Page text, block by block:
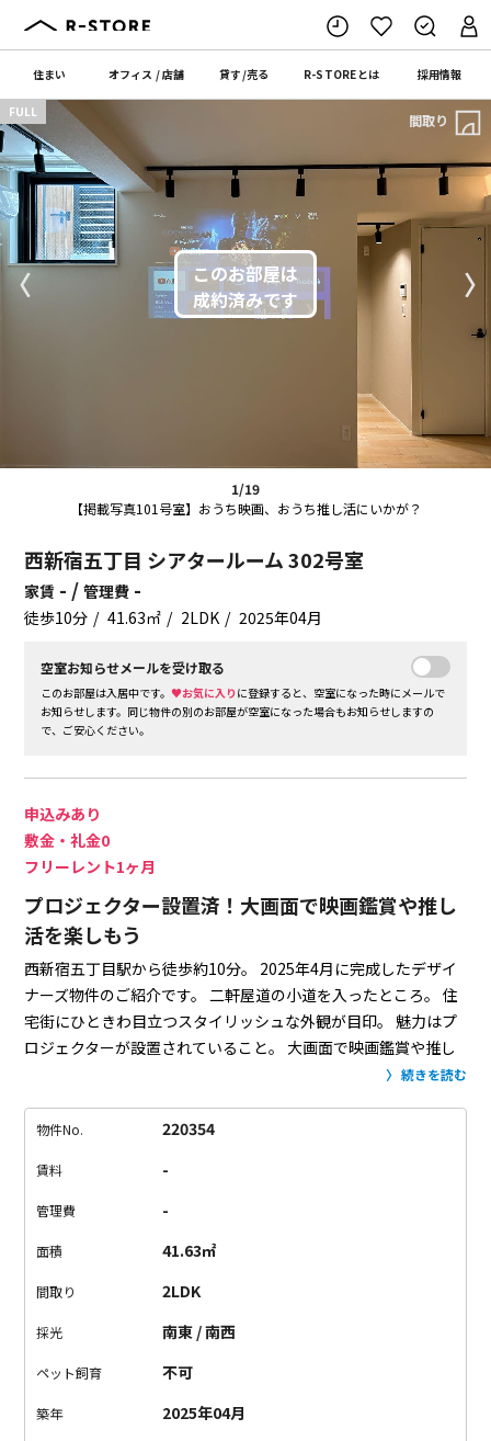
住まい オフィス /店舗 貸す/売る R-STOREとは 採用情報
1/19
【掲載写真101号室】おうち映画、おうち推し活にいかが？
〈 〉
FULL 間取り
西新宿五丁目 シアタールーム 302号室
家賃 - /管理費 -
徒歩10分 41.63㎡ 2LDK 2025年04月
空室お知らせメールを受け取る
このお部屋は入居中です。♥お気に入り に登録すると、空室になった時にメールで
お知らせします。同じ物件の別のお部屋が空室になった場合もお知らせしますの
で、ご安心ください。
申込みあり
敷金・礼金0
フリーレント1ヶ月
プロジェクター設置済！大画面で映画鑑賞や推し
活を楽しもう
西新宿五丁目駅から徒歩約10分。
2025年4月に完成したデザイ
ナーズ物件のご紹介です。
二軒屋道の小道を入ったところ。 住
宅街にひときわ目立つスタイリッシュな外観が目印。
魅力はプ
ロジェクターが設置されていること。 大画面で映画鑑賞や推し
リビングの白壁に投影できるようになっ
置いて、ムードいっぱいの空間にして楽しむのもアリですね！
場所や階段が異なるので、間取り図のチェックをお願いしま
す。趣味の時間がもっと充実するお部屋に引っ越しませんか？
続きを読む
物件No. 220354
賃料 -
管理費 -
面積 41.63㎡
間取り 2LDK
採光 南東 / 南西
ペット飼育 不可
築年 2025年04月